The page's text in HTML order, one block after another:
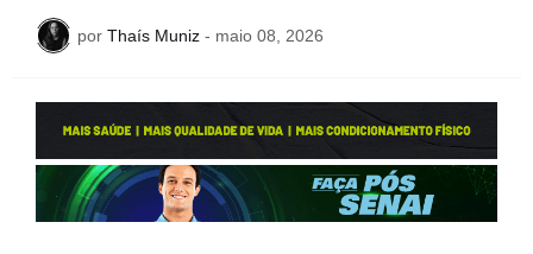
por Thaís Muniz - maio 08, 2026